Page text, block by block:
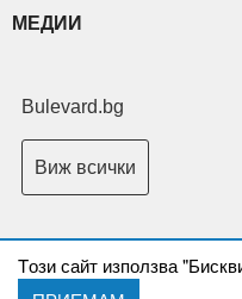
Tози сайт използва
МЕДИИ
Bulevard.bg
Виж всички